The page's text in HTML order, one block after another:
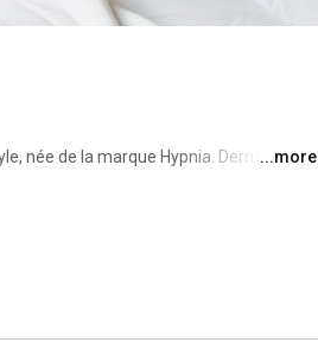
née de la marque Hypnia. Derrière le
et libératrice, Slome transforme
...more